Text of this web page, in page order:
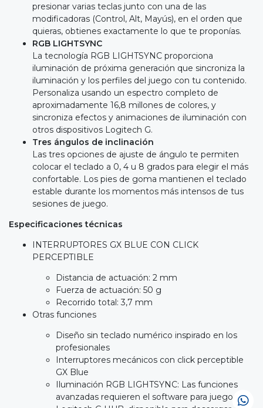
presionar varias teclas junto con una de las
modificadoras (Control, Alt, Mayús), en el orden que
quieras, obtienes exactamente lo que te proponías.
RGB LIGHTSYNC
La tecnología RGB LIGHTSYNC proporciona
iluminación de próxima generación que sincroniza la
iluminación y los perfiles del juego con tu contenido.
Personaliza usando un espectro completo de
aproximadamente 16,8 millones de colores, y
sincroniza efectos y animaciones de iluminación con
otros dispositivos Logitech G.
Tres ángulos de inclinación
Las tres opciones de ajuste de ángulo te permiten
colocar el teclado a 0, 4 u 8 grados para elegir el más
confortable. Los pies de goma mantienen el teclado
estable durante los momentos más intensos de tus
sesiones de juego.
Especificaciones técnicas
INTERRUPTORES GX BLUE CON CLICK
PERCEPTIBLE
Distancia de actuación: 2 mm
Fuerza de actuación: 50 g
Recorrido total: 3,7 mm
Otras funciones
Diseño sin teclado numérico inspirado en los
profesionales
Interruptores mecánicos con click perceptible
GX Blue
Iluminación RGB LIGHTSYNC: Las funciones
avanzadas requieren el software para juegos